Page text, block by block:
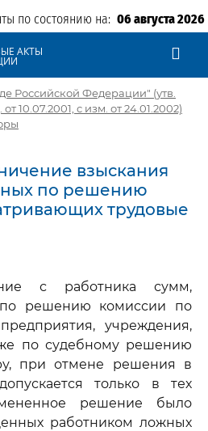
по состоянию на: 06 августа 2026
АКТЫ
Российской Федерации" (утв.
10.07.2001, с изм. от 24.01.2002)
взыскания
по решению
трудовые
с работника сумм,
решению комиссии по
учреждения,
по судебному решению
при отмене решения в
только в тех
решение было
работником ложных